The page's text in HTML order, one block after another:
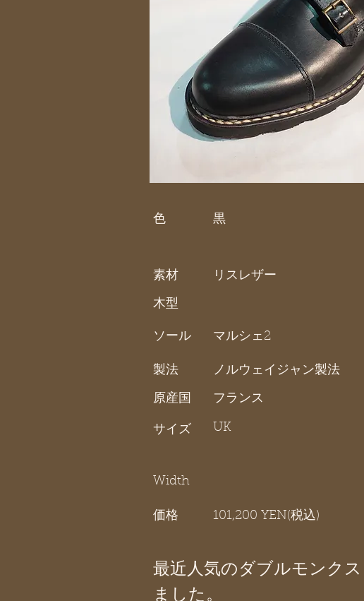
色 黒
素材
木型
ソール
製法
原産国
サイズ
リスレザー
マルシェ2
ノルウェイジャン製法
フランス
UK
Width
価格 101,200 YEN(税込)
最近人気のダブルモンク
ました。